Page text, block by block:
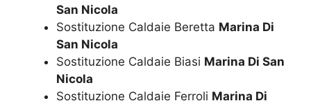
San Nicola
Sostituzione Caldaie Beretta Marina Di
San Nicola
Sostituzione Caldaie Biasi Marina Di San
Nicola
Sostituzione Caldaie Ferroli Marina Di